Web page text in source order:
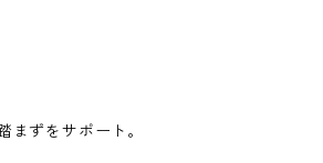
まずをサポート。